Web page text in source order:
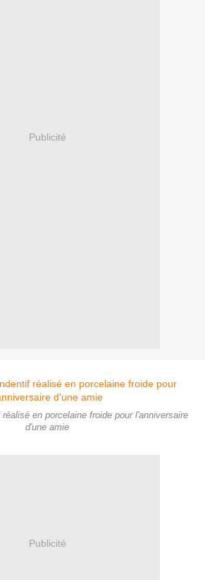
Publicité
en porcelaine froide pour l'anniversaire
d'une amie
Publicité